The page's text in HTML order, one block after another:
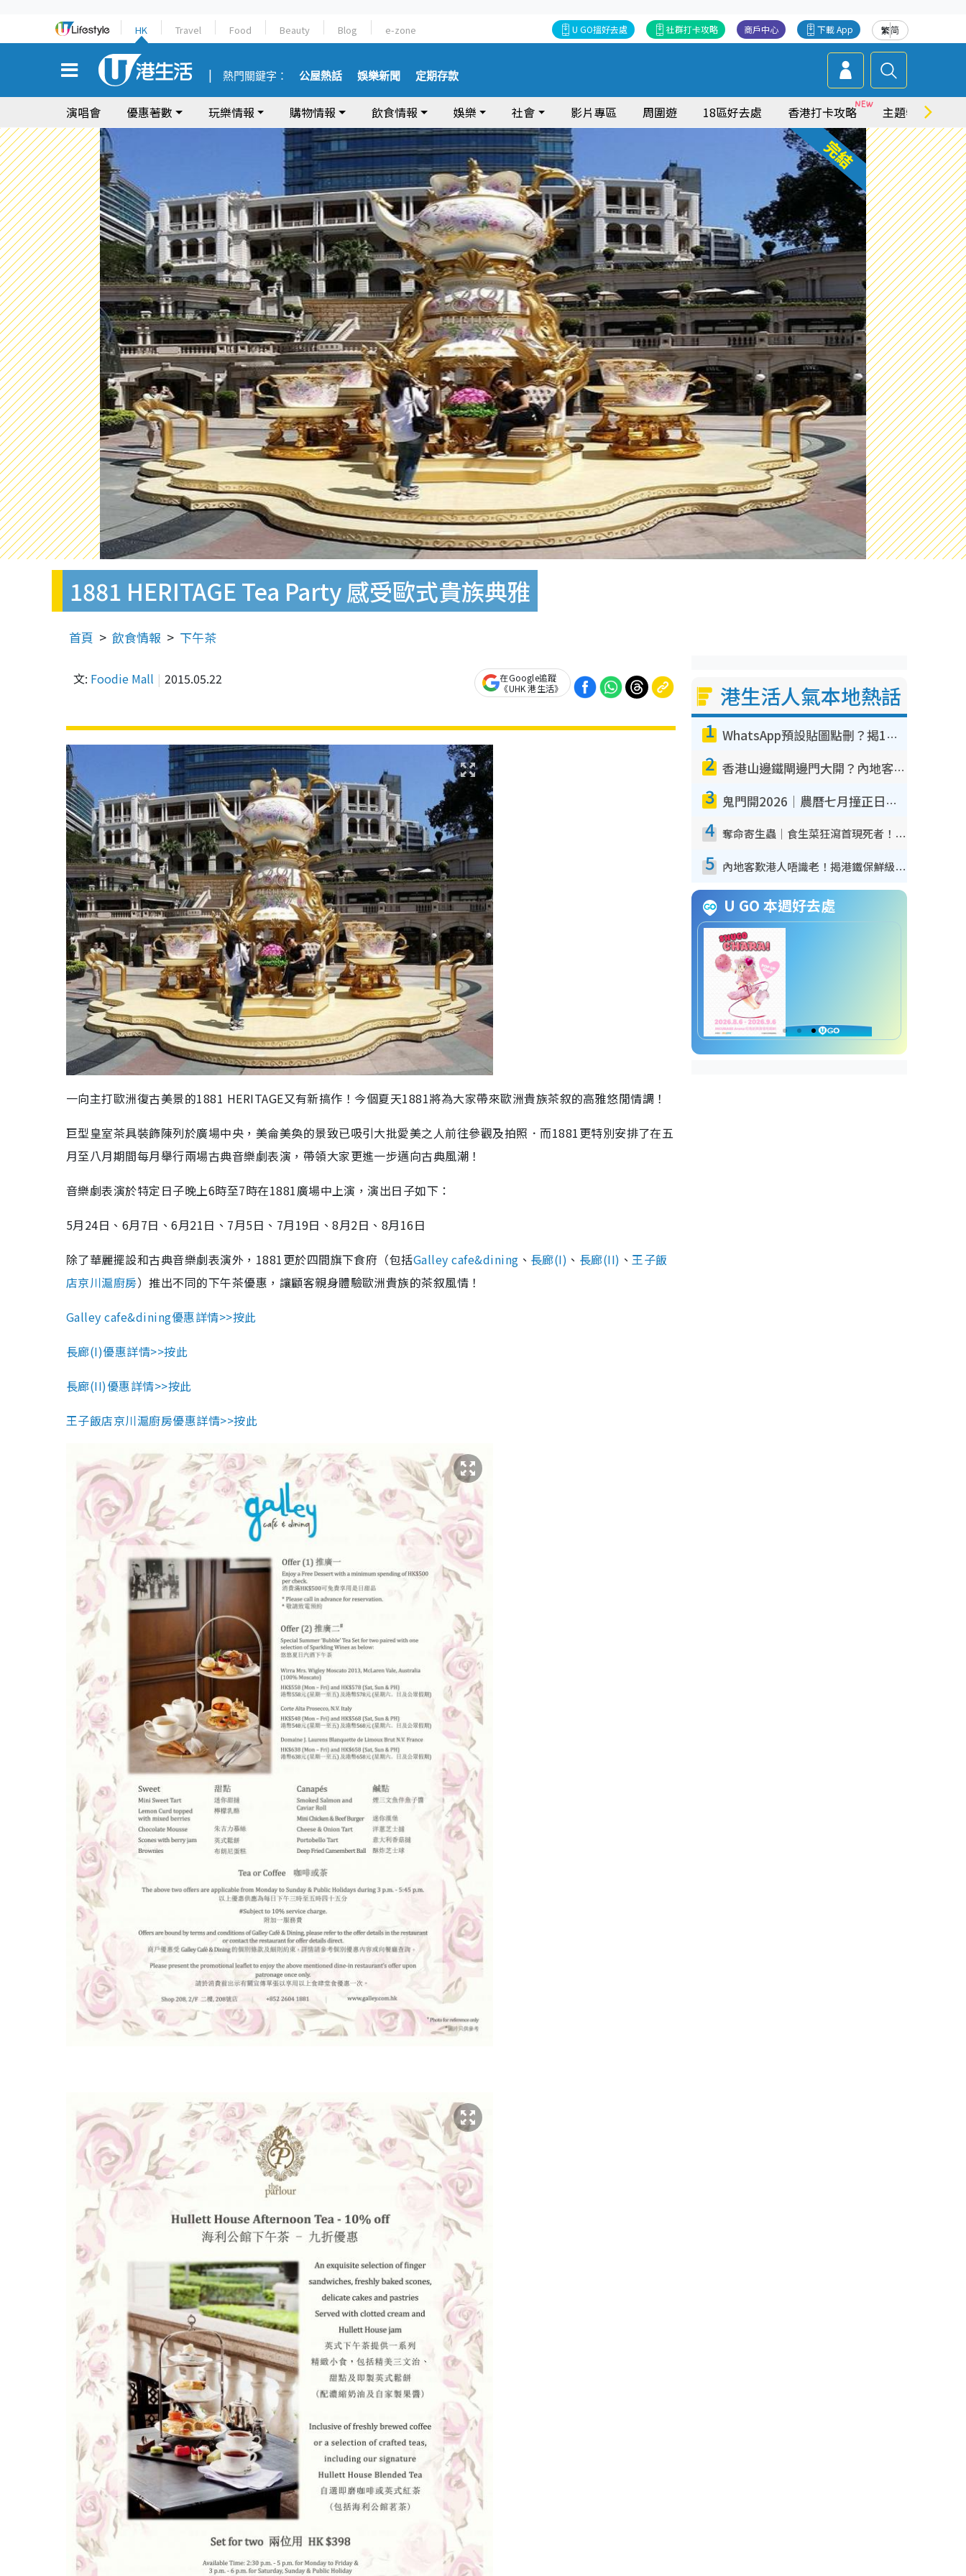
HK Travel Food Beauty Blog e-zone 繁简
下載 App
商戶中心
社群打卡攻略
U GO搵好去處
熱門關鍵字： 公屋熱話 娛樂新聞 定期存款
演唱會 優惠著數 玩樂情報 購物情報 飲食情報 娛樂 社會 影片專區 周圍遊 18區好去處 香港打卡攻略 主題特集
1881 HERITAGE Tea Party 感受歐式貴族典雅
首頁 飲食情報 下午茶
文: Foodie Mall 2015.05.22
在Google追蹤
《UHK 港生活》
一向主打歐洲復古美景的1881 HERITAGE又有新搞作！今個夏天1881將為大家帶來歐洲貴族茶叙的高雅悠閒情調！
巨型皇室茶具裝飾陳列於廣場中央，美侖美奐的景致已吸引大批愛美之人前往參觀及拍照．而1881更特別安排了在五
月至八月期間每月舉行兩場古典音樂劇表演，帶領大家更進一步邁向古典風潮！
音樂劇表演於特定日子晚上6時至7時在1881廣場中上演，演出日子如下：
5月24日、6月7日、6月21日、7月5日、7月19日、8月2日、8月16日
除了華麗擺設和古典音樂劇表演外，1881更於四間旗下食府（包括Galley cafe&dining 、 長廊(I) 、 長廊(II) 、王子飯
店京川滬廚房）推出不同的下午茶優惠，讓顧客親身體驗歐洲貴族的茶叙風情！
Galley cafe&dining優惠詳情>>按此
長廊(I)優惠詳情>>按此
長廊(II)優惠詳情>>按此
王子飯店京川滬廚房優惠詳情>>按此
港生活人氣本地熱話
1 WhatsApp預設貼圖點刪？揭1招「反向操作」還原簡潔介面 附3步實測教學
2 香港山邊鐵閘邊門大開？內地客困惑意義何在！網民神回覆：呢種叫法理性防禦
3 鬼門開2026｜農曆七月撞正日全食特別邪？專家警告切忌做一事！揭4大禁忌+2招保平安
4 奪命寄生蟲｜食生菜狂瀉首現死者！疫潮惡化錄1.8萬宗病例 揭洗菜3大謬誤
5 內地客歎港人唔識老！揭港鐵保鮮級冷氣 港人求放過：咪投訴
U GO 本週好去處